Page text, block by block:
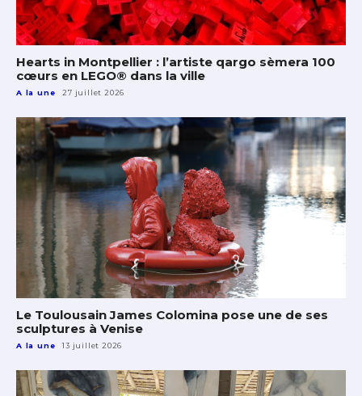
Hearts in Montpellier : l’artiste qargo sèmera 100
cœurs en LEGO® dans la ville
A la une 27 juillet 2026
Le Toulousain James Colomina pose une de ses
sculptures à Venise
A la une 13 juillet 2026